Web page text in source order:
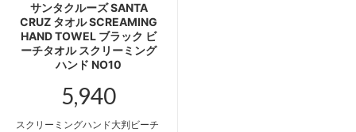
サンタクルーズ SANTA
CRUZ タオル SCREAMING
HAND TOWEL ブラック ビ
ーチタオル スクリーミング
ハンド NO10
5,940
スクリーミングハンド大判ビーチ